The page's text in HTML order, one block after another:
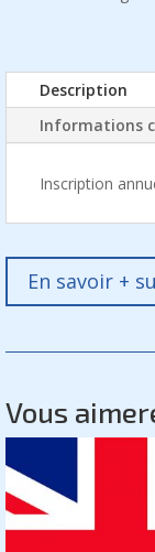
Description
Informations
Inscription
En savoir +
Vous